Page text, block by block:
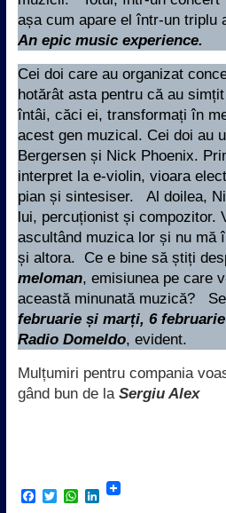
așa cum apare el într-un triplu
An epic music experience.
Cei doi care au organizat
hotărât asta pentru că au
întâi, căci ei, transformați în
acest gen muzical. Cei doi au
Bergersen și Nick Phoenix.
interpret la e-violin, vioara
pian și sintesiser. Al doilea,
lui, percuționist și compozitor.
ascultând muzica lor și nu mă
și altora. Ce e bine să știți
meloman, emisiunea pe care
această minunată muzică?
februarie și marți, 6 februarie
Radio Domeldo, evident.
Mulțumiri pentru compania
gând bun de la Sergiu Alex
F
T
W L